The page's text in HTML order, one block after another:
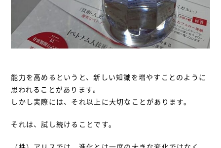
能力を高めるというと、新しい知識を増やすことのように
思われることがあります。
しかし実際には、それ以上に大切なことがあります。
それは、試し続けることです。